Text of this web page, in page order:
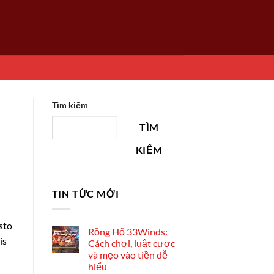
Tìm kiếm
TÌM
KIẾM
TIN TỨC MỚI
Rồng Hổ 33Winds:
Cách chơi, luật cược
và mẹo vào tiền dễ
hiểu